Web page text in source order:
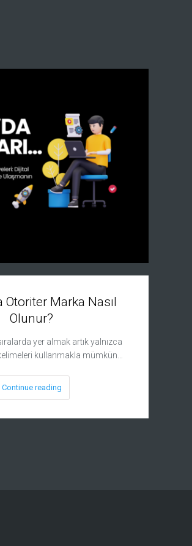
Otoriter Marka Nasıl
Olunur?
yer almak artık yalnızca
kullanmakla mümkün…
Continue reading